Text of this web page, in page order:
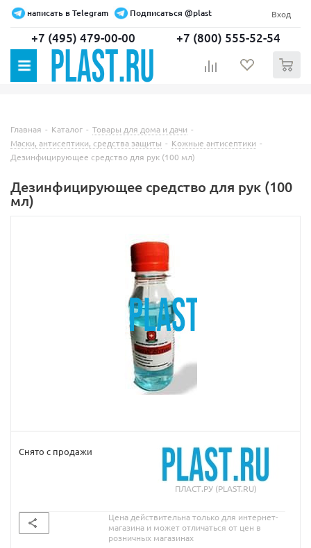
написать в Telegram Подписаться @plast Вход
+7 (495) 479-00-00 +7 (800) 555-52-54
Главная - Каталог - Товары для дома и дачи -
Маски, антисептики, средства защиты - Кожные антисептики -
Дезинфицирующее средство для рук (100 мл)
Дезинфицирующее средство для рук (100
мл)
Снято с продажи
ПЛАСТ.РУ (PLAST.RU)
Цена действительна только для интернет-
магазина и может отличаться от цен в
розничных магазинах